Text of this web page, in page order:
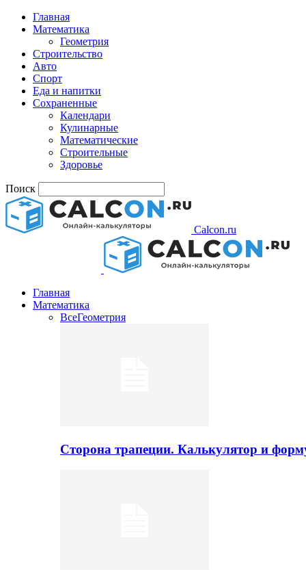
Главная
Математика
Геометрия
Строительство
Авто
Спорт
Еда и напитки
Сохраненные
Календари
Кулинарные
Математические
Строительные
Здоровье
Поиск
Calcon.ru
Главная
Математика
ВсеГеометрия
Сторона трапеции. Калькулятор и